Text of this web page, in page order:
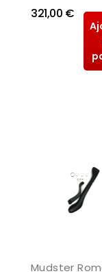
321,00 €
Mudster